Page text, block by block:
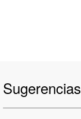
Sugerencias